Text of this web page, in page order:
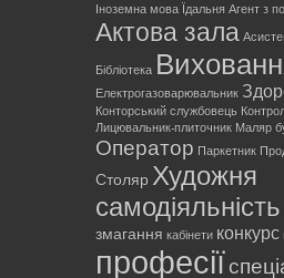
Іноземна мова Їдальня Агент з
Актова зала
Бібліотека
Електрогазоварювальник
Конторський службовець
Лицювальник-плиточник Маляр
Оператор Паркетник
Столяр Художня
самодіяльність
змагання кабінети конкурс
професії